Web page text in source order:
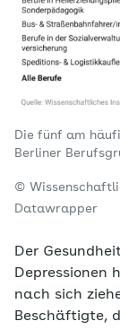
Die fünf am
Berliner
©
Datawrapper
Der
Depressionen
nach sich
Beschäftigte,